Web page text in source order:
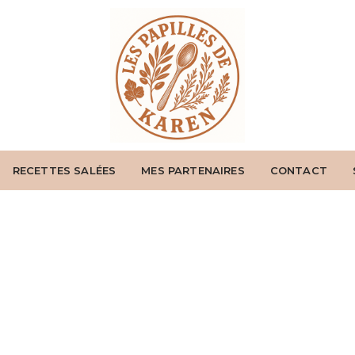
RECETTES SALÉES MES PARTENAIRES CONTACT